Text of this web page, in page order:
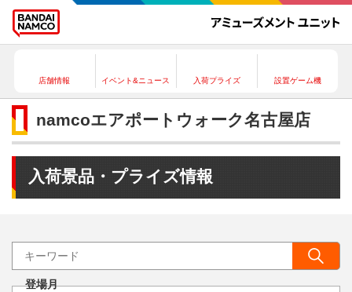
店舗情報 イベント&ニュース 入荷プライズ 設置ゲーム機
namcoエアポートウォーク名古屋店
入荷景品・プライズ情報
登場月